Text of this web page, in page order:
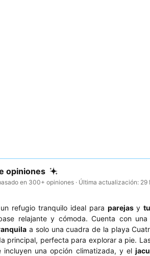
opiniones
en 300+ opiniones · Última actualización:
refugio tranquilo ideal para parejasy
relajante y cómoda. Cuenta con una
a solo una cuadra de la playa
principal, perfecta para explorar a pie.
incluyen una opción climatizada, y el